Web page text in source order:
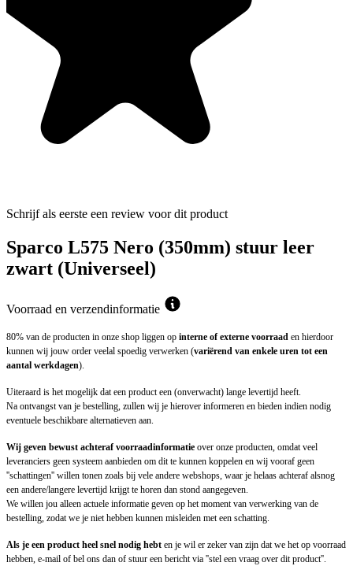
Schrijf als eerste een review voor dit product
Sparco L575 Nero (350mm) stuur leer
zwart (Universeel)
Voorraad en verzendinformatie
80% van de producten in onze shop liggen op interne of externe voorraad en hierdoor
kunnen wij jouw order veelal spoedig verwerken (variërend van enkele uren tot een
aantal werkdagen).
Uiteraard is het mogelijk dat een product een (onverwacht) lange levertijd heeft.
Na ontvangst van je bestelling, zullen wij je hierover informeren en bieden indien nodig
eventuele beschikbare alternatieven aan.
Wij geven bewust achteraf voorraadinformatie over onze producten, omdat veel
leveranciers geen systeem aanbieden om dit te kunnen koppelen en wij vooraf geen
''schattingen'' willen tonen zoals bij vele andere webshops, waar je helaas achteraf alsnog
een andere/langere levertijd krijgt te horen dan stond aangegeven.
We willen jou alleen actuele informatie geven op het moment van verwerking van de
bestelling, zodat we je niet hebben kunnen misleiden met een schatting.
Als je een product heel snel nodig hebt en je wil er zeker van zijn dat we het op voorraad
hebben, e-mail of bel ons dan of stuur een bericht via ''stel een vraag over dit product''.